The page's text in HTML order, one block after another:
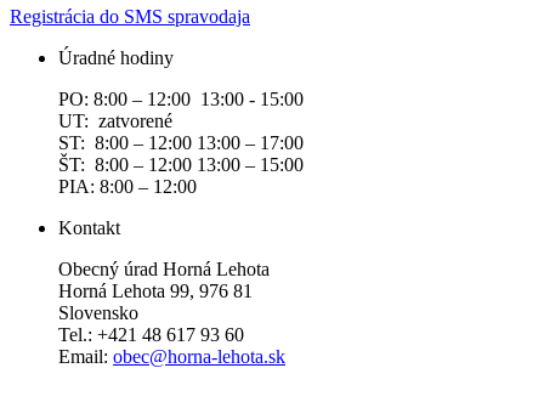
Registrácia do SMS spravodaja
Úradné hodiny
PO: 8:00 – 12:00 13:00 - 15:00
UT: zatvorené
ST: 8:00 – 12:00 13:00 – 17:00
ŠT: 8:00 – 12:00 13:00 – 15:00
PIA: 8:00 – 12:00
Kontakt
Obecný úrad Horná Lehota
Horná Lehota 99, 976 81
Slovensko
Tel.: +421 48 617 93 60
Email: obec@horna-lehota.sk